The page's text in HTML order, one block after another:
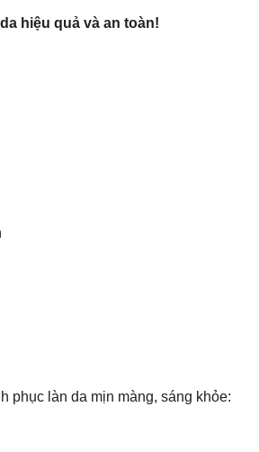
hiệu quả và an toàn!
phục làn da mịn màng, sáng khỏe: